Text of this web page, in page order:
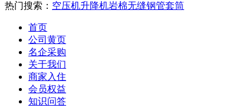
热门搜索： 空压机升降机岩棉无缝钢管套筒
首页
公司黄页
名企采购
关于我们
商家入住
会员权益
知识问答